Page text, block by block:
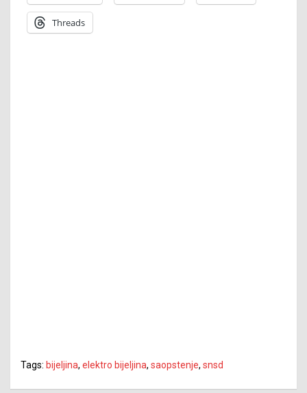
Threads
Tags: bijeljina, elektro bijeljina, saopstenje, snsd